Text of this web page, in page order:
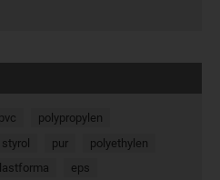
pvc
polypropylen
styrol pur
polyethylen
eps